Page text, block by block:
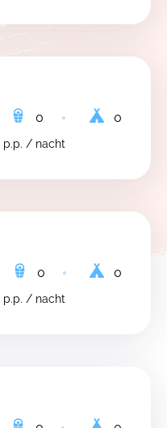
0
0
p.p. / nacht
0
0
p.p. / nacht